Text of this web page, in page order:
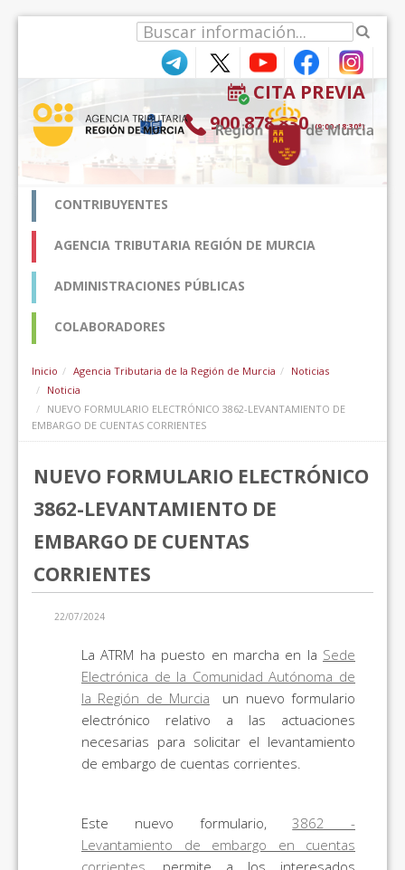
CITA PREVIA
900 878 830 (9:00-18:30*)
CONTRIBUYENTES
AGENCIA TRIBUTARIA REGIÓN DE MURCIA
ADMINISTRACIONES PÚBLICAS
COLABORADORES
Inicio Agencia Tributaria de la Región de Murcia
Noticias
Noticia
NUEVO FORMULARIO ELECTRÓNICO 3862-LEVANTAMIENTO DE
EMBARGO DE CUENTAS CORRIENTES
NUEVO FORMULARIO ELECTRÓNICO
3862-LEVANTAMIENTO DE
EMBARGO DE CUENTAS
CORRIENTES
22/07/2024
La ATRM ha puesto en marcha en la Sede
Electrónica de la Comunidad Autónoma de
la Región de Murcia un nuevo formulario
electrónico relativo a las actuaciones
necesarias para solicitar el levantamiento
de embargo de cuentas corrientes.
Este nuevo formulario,
3862 -
Levantamiento de embargo en cuentas